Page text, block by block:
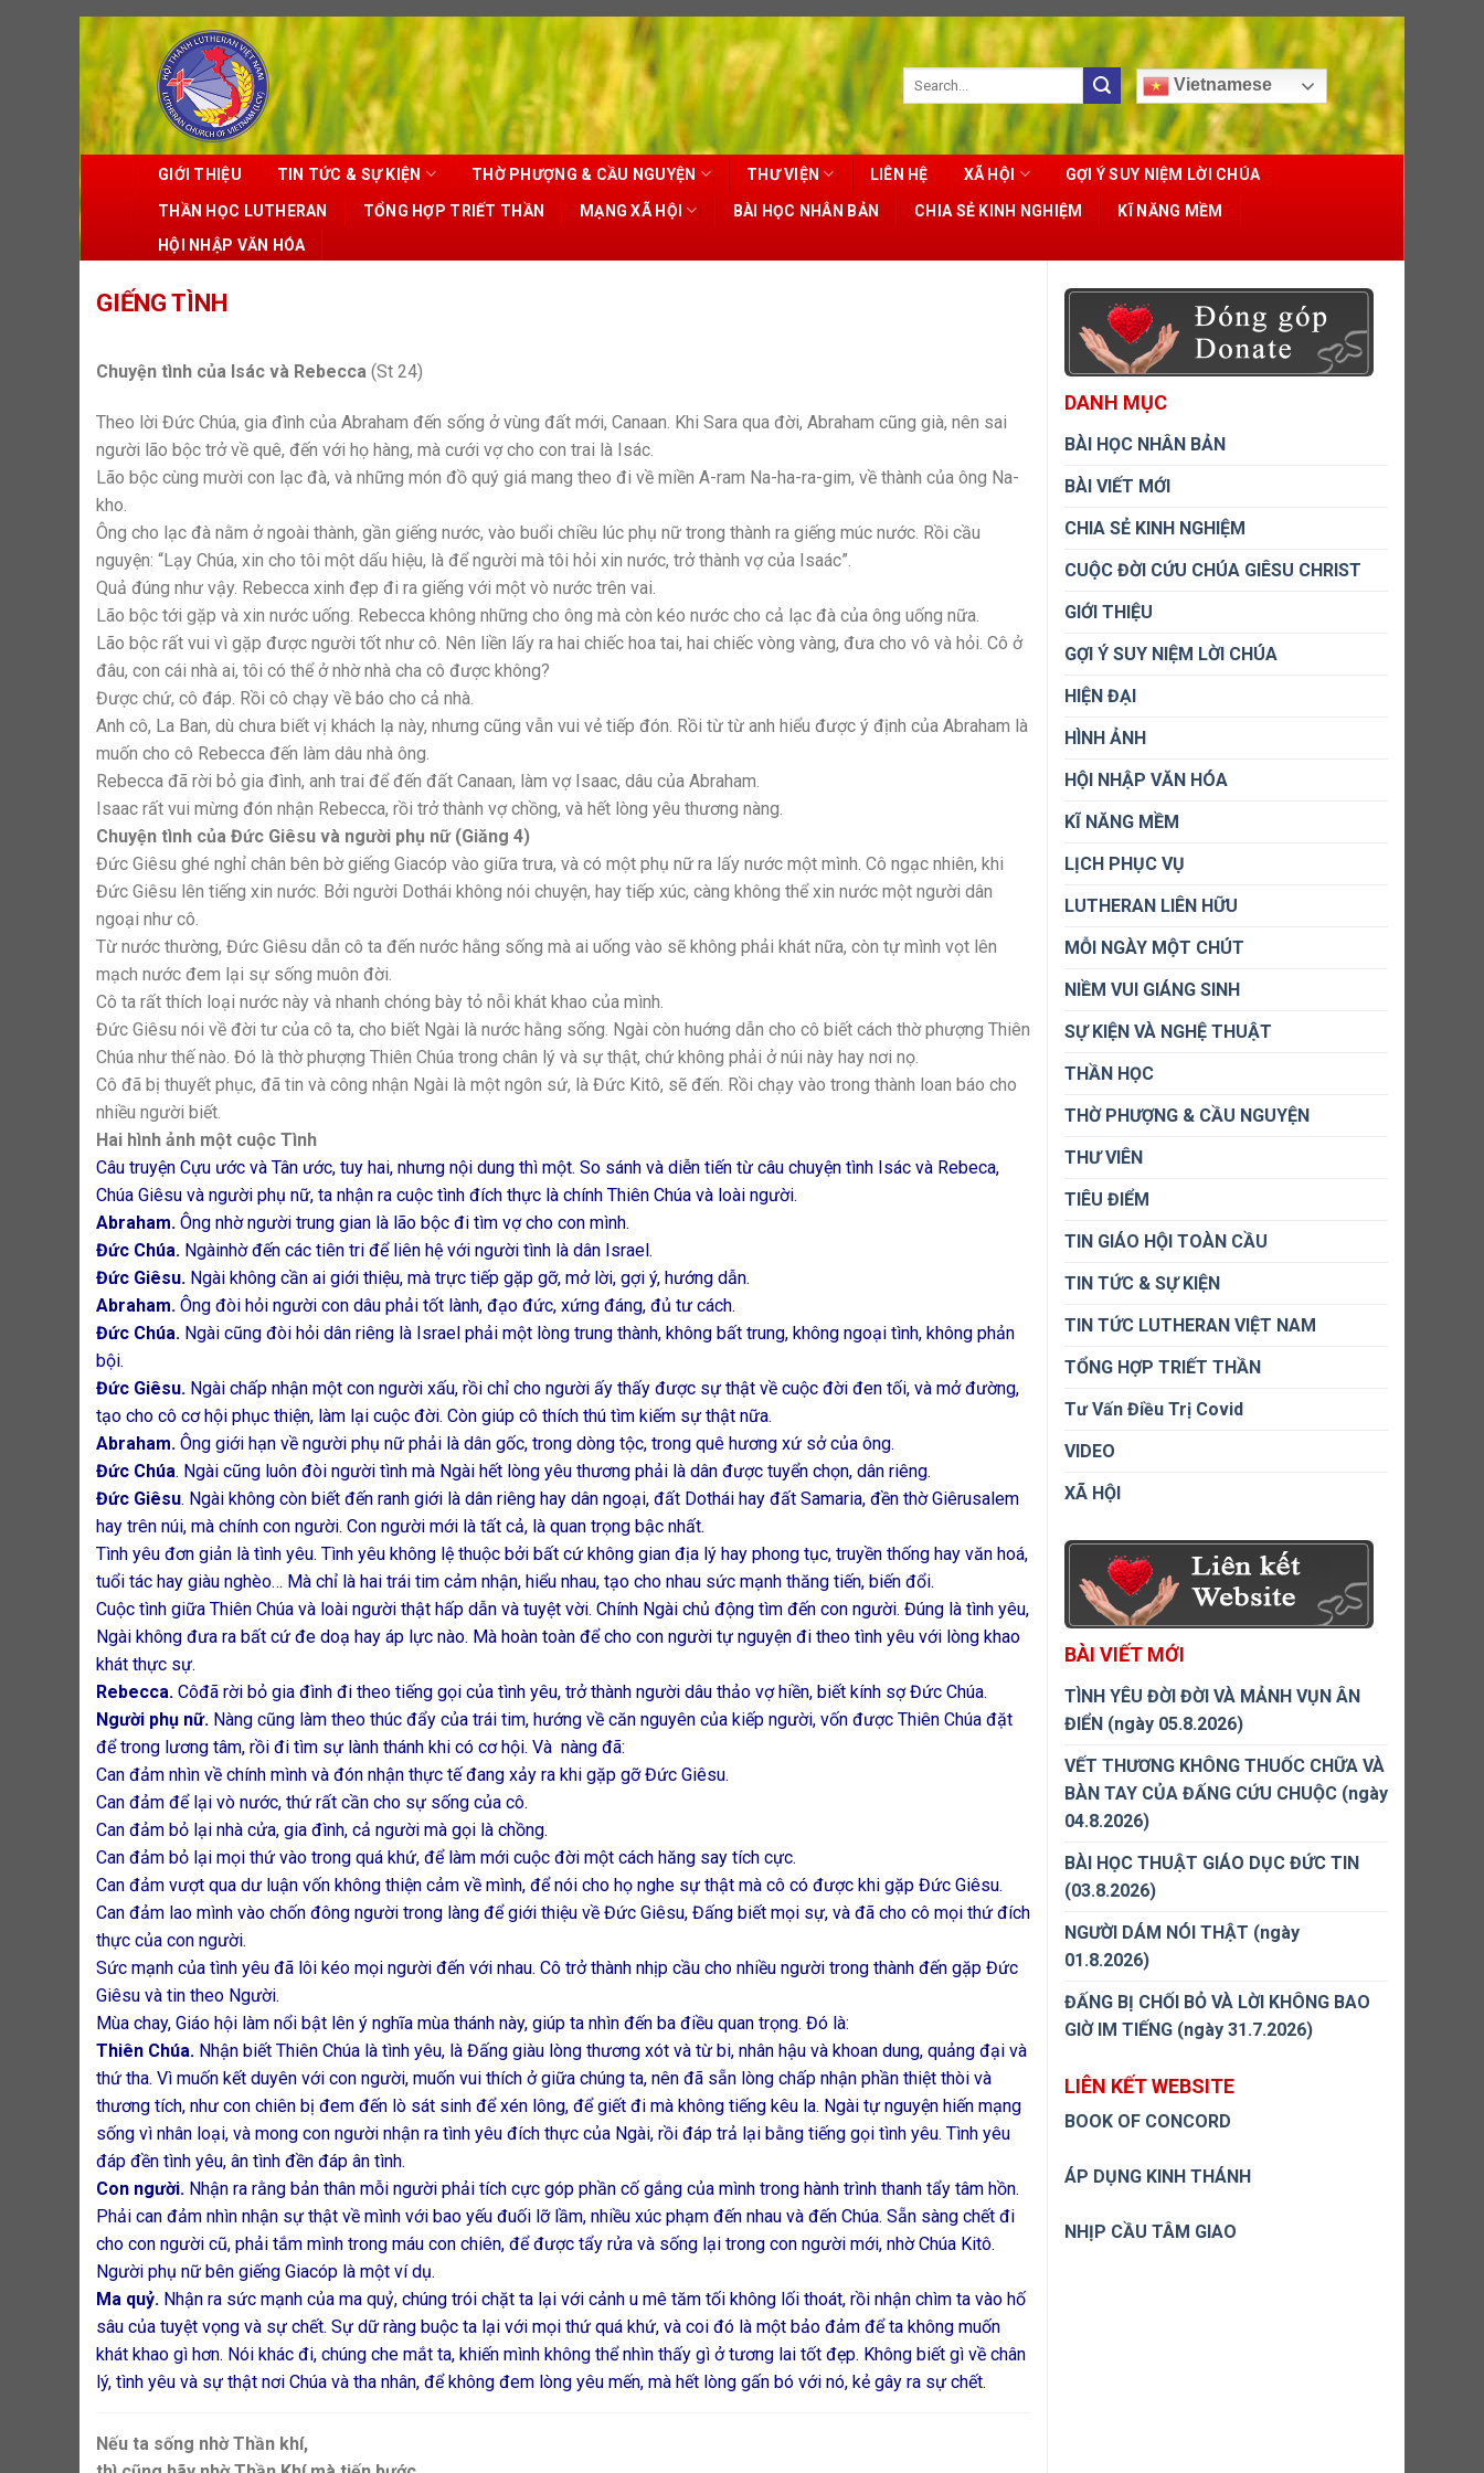
Skip
to
content
Vietnamese
GIỚI THIỆU TIN TỨC & SỰ KIỆN THỜ PHƯỢNG & CẦU NGUYỆN THƯ VIỆN LIÊN HỆ XÃ HỘI GỢI Ý SUY NIỆM LỜI CHÚA
THẦN HỌC LUTHERAN TỔNG HỢP TRIẾT THẦN MẠNG XÃ HỘI BÀI HỌC NHÂN BẢN CHIA SẺ KINH NGHIỆM
KĨ NĂNG MỀM
HỘI NHẬP VĂN HÓA
GIẾNG TÌNH
Chuyện tình của Isác và Rebecca (St 24)
Theo lời Đức Chúa, gia đình của Abraham đến sống ở vùng đất mới, Canaan. Khi Sara qua đời, Abraham cũng già, nên sai
người lão bộc trở về quê, đến với họ hàng, mà cưới vợ cho con trai là Isác.
Lão bộc cùng mười con lạc đà, và những món đồ quý giá mang theo đi về miền A-ram Na-ha-ra-gim, về thành của ông Na-
kho.
Ông cho lạc đà nằm ở ngoài thành, gần giếng nước, vào buổi chiều lúc phụ nữ trong thành ra giếng múc nước. Rồi cầu
nguyện: “Lạy Chúa, xin cho tôi một dấu hiệu, là để người mà tôi hỏi xin nước, trở thành vợ của Isaác”.
Quả đúng như vậy. Rebecca xinh đẹp đi ra giếng với một vò nước trên vai.
Lão bộc tới gặp và xin nước uống. Rebecca không những cho ông mà còn kéo nước cho cả lạc đà của ông uống nữa.
Lão bộc rất vui vì gặp được người tốt như cô. Nên liền lấy ra hai chiếc hoa tai, hai chiếc vòng vàng, đưa cho vô và hỏi. Cô ở
đâu, con cái nhà ai, tôi có thể ở nhờ nhà cha cô được không?
Được chứ, cô đáp. Rồi cô chạy về báo cho cả nhà.
Anh cô, La Ban, dù chưa biết vị khách lạ này, nhưng cũng vẫn vui vẻ tiếp đón. Rồi từ từ anh hiểu được ý định của Abraham là
muốn cho cô Rebecca đến làm dâu nhà ông.
Rebecca đã rời bỏ gia đình, anh trai để đến đất Canaan, làm vợ Isaac, dâu của Abraham.
Isaac rất vui mừng đón nhận Rebecca, rồi trở thành vợ chồng, và hết lòng yêu thương nàng.
Chuyện tình của Đức Giêsu và người phụ nữ (Giăng 4)
Đức Giêsu ghé nghỉ chân bên bờ giếng Giacóp vào giữa trưa, và có một phụ nữ ra lấy nước một mình. Cô ngạc nhiên, khi
Đức Giêsu lên tiếng xin nước. Bởi người Dothái không nói chuyện, hay tiếp xúc, càng không thể xin nước một người dân
ngoại như cô.
Từ nước thường, Đức Giêsu dẫn cô ta đến nước hằng sống mà ai uống vào sẽ không phải khát nữa, còn tự mình vọt lên
mạch nước đem lại sự sống muôn đời.
Cô ta rất thích loại nước này và nhanh chóng bày tỏ nỗi khát khao của mình.
Đức Giêsu nói về đời tư của cô ta, cho biết Ngài là nước hằng sống. Ngài còn huớng dẫn cho cô biết cách thờ phượng Thiên
Chúa như thế nào. Đó là thờ phượng Thiên Chúa trong chân lý và sự thật, chứ không phải ở núi này hay nơi nọ.
Cô đã bị thuyết phục, đã tin và công nhận Ngài là một ngôn sứ, là Đức Kitô, sẽ đến. Rồi chạy vào trong thành loan báo cho
nhiều người biết.
Hai hình ảnh một cuộc Tình
Câu truyện Cựu ước và Tân ước, tuy hai, nhưng nội dung thì một. So sánh và diễn tiến từ câu chuyện tình Isác và Rebeca,
Chúa Giêsu và người phụ nữ, ta nhận ra cuộc tình đích thực là chính Thiên Chúa và loài người.
Abraham. Ông nhờ người trung gian là lão bộc đi tìm vợ cho con mình.
Đức Chúa. Ngàinhờ đến các tiên tri để liên hệ với người tình là dân Israel.
Đức Giêsu. Ngài không cần ai giới thiệu, mà trực tiếp gặp gỡ, mở lời, gợi ý, hướng dẫn.
Abraham. Ông đòi hỏi người con dâu phải tốt lành, đạo đức, xứng đáng, đủ tư cách.
Đức Chúa. Ngài cũng đòi hỏi dân riêng là Israel phải một lòng trung thành, không bất trung, không ngoại tình, không phản
bội.
Đức Giêsu. Ngài chấp nhận một con người xấu, rồi chỉ cho người ấy thấy được sự thật về cuộc đời đen tối, và mở đường,
tạo cho cô cơ hội phục thiện, làm lại cuộc đời. Còn giúp cô thích thú tìm kiếm sự thật nữa.
Abraham. Ông giới hạn về người phụ nữ phải là dân gốc, trong dòng tộc, trong quê hương xứ sở của ông.
Đức Chúa. Ngài cũng luôn đòi người tình mà Ngài hết lòng yêu thương phải là dân được tuyển chọn, dân riêng.
Đức Giêsu. Ngài không còn biết đến ranh giới là dân riêng hay dân ngoại, đất Dothái hay đất Samaria, đền thờ Giêrusalem
hay trên núi, mà chính con người. Con người mới là tất cả, là quan trọng bậc nhất.
Tình yêu đơn giản là tình yêu. Tình yêu không lệ thuộc bởi bất cứ không gian địa lý hay phong tục, truyền thống hay văn hoá,
tuổi tác hay giàu nghèo… Mà chỉ là hai trái tim cảm nhận, hiểu nhau, tạo cho nhau sức mạnh thăng tiến, biến đổi.
Cuộc tình giữa Thiên Chúa và loài người thật hấp dẫn và tuyệt vời. Chính Ngài chủ động tìm đến con người. Đúng là tình yêu,
Ngài không đưa ra bất cứ đe doạ hay áp lực nào. Mà hoàn toàn để cho con người tự nguyện đi theo tình yêu với lòng khao
khát thực sự.
Rebecca. Côđã rời bỏ gia đình đi theo tiếng gọi của tình yêu, trở thành người dâu thảo vợ hiền, biết kính sợ Đức Chúa.
Người phụ nữ. Nàng cũng làm theo thúc đẩy của trái tim, hướng về căn nguyên của kiếp người, vốn được Thiên Chúa đặt
để trong lương tâm, rồi đi tìm sự lành thánh khi có cơ hội. Và nàng đã:
Can đảm nhìn về chính mình và đón nhận thực tế đang xảy ra khi gặp gỡ Đức Giêsu.
Can đảm để lại vò nước, thứ rất cần cho sự sống của cô.
Can đảm bỏ lại nhà cửa, gia đình, cả người mà gọi là chồng.
Can đảm bỏ lại mọi thứ vào trong quá khứ, để làm mới cuộc đời một cách hăng say tích cực.
Can đảm vượt qua dư luận vốn không thiện cảm về mình, để nói cho họ nghe sự thật mà cô có được khi gặp Đức Giêsu.
Can đảm lao mình vào chốn đông người trong làng để giới thiệu về Đức Giêsu, Đấng biết mọi sự, và đã cho cô mọi thứ đích
thực của con người.
Sức mạnh của tình yêu đã lôi kéo mọi người đến với nhau. Cô trở thành nhịp cầu cho nhiều người trong thành đến gặp Đức
Giêsu và tin theo Người.
Mùa chay, Giáo hội làm nổi bật lên ý nghĩa mùa thánh này, giúp ta nhìn đến ba điều quan trọng. Đó là:
Thiên Chúa. Nhận biết Thiên Chúa là tình yêu, là Đấng giàu lòng thương xót và từ bi, nhân hậu và khoan dung, quảng đại và
thứ tha. Vì muốn kết duyên với con người, muốn vui thích ở giữa chúng ta, nên đã sẵn lòng chấp nhận phần thiệt thòi và
thương tích, như con chiên bị đem đến lò sát sinh để xén lông, để giết đi mà không tiếng kêu la. Ngài tự nguyện hiến mạng
sống vì nhân loại, và mong con người nhận ra tình yêu đích thực của Ngài, rồi đáp trả lại bằng tiếng gọi tình yêu. Tình yêu
đáp đền tình yêu, ân tình đền đáp ân tình.
Con người. Nhận ra rằng bản thân mỗi người phải tích cực góp phần cố gắng của mình trong hành trình thanh tẩy tâm hồn.
Phải can đảm nhìn nhận sự thật về mình với bao yếu đuối lỡ lầm, nhiều xúc phạm đến nhau và đến Chúa. Sẵn sàng chết đi
cho con người cũ, phải tắm mình trong máu con chiên, để được tẩy rửa và sống lại trong con người mới, nhờ Chúa Kitô.
Người phụ nữ bên giếng Giacóp là một ví dụ.
Ma quỷ. Nhận ra sức mạnh của ma quỷ, chúng trói chặt ta lại với cảnh u mê tăm tối không lối thoát, rồi nhận chìm ta vào hố
sâu của tuyệt vọng và sự chết. Sự dữ ràng buộc ta lại với mọi thứ quá khứ, và coi đó là một bảo đảm để ta không muốn
khát khao gì hơn. Nói khác đi, chúng che mắt ta, khiến mình không thể nhìn thấy gì ở tương lai tốt đẹp. Không biết gì về chân
lý, tình yêu và sự thật nơi Chúa và tha nhân, để không đem lòng yêu mến, mà hết lòng gấn bó với nó, kẻ gây ra sự chết.
Nếu ta sống nhờ Thần khí,
DANH MỤC
BÀI HỌC NHÂN BẢN
BÀI VIẾT MỚI
CHIA SẺ KINH NGHIỆM
CUỘC ĐỜI CỨU CHÚA GIÊSU CHRIST
GIỚI THIỆU
GỢI Ý SUY NIỆM LỜI CHÚA
HIỆN ĐẠI
HÌNH ẢNH
HỘI NHẬP VĂN HÓA
KĨ NĂNG MỀM
LỊCH PHỤC VỤ
LUTHERAN LIÊN HỮU
MỖI NGÀY MỘT CHÚT
NIỀM VUI GIÁNG SINH
SỰ KIỆN VÀ NGHỆ THUẬT
THẦN HỌC
THỜ PHƯỢNG & CẦU NGUYỆN
THƯ VIÊN
TIÊU ĐIỂM
TIN GIÁO HỘI TOÀN CẦU
TIN TỨC & SỰ KIỆN
TIN TỨC LUTHERAN VIỆT NAM
TỔNG HỢP TRIẾT THẦN
Tư Vấn Điều Trị Covid
VIDEO
XÃ HỘI
BÀI VIẾT MỚI
TÌNH YÊU ĐỜI ĐỜI VÀ MẢNH VỤN ÂN
ĐIỂN (ngày 05.8.2026)
VẾT THƯƠNG KHÔNG THUỐC CHỮA VÀ
BÀN TAY CỦA ĐẤNG CỨU CHUỘC (ngày
04.8.2026)
BÀI HỌC THUẬT GIÁO DỤC ĐỨC TIN
(03.8.2026)
NGƯỜI DÁM NÓI THẬT (ngày
01.8.2026)
ĐẤNG BỊ CHỐI BỎ VÀ LỜI KHÔNG BAO
GIỜ IM TIẾNG (ngày 31.7.2026)
LIÊN KẾT WEBSITE
BOOK OF CONCORD
ÁP DỤNG KINH THÁNH
NHỊP CẦU TÂM GIAO